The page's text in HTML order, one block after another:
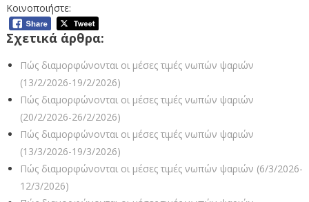
Κοινοποιήστε:
Σχετικά άρθρα:
Πώς διαμορφώνονται οι μέσες τιμές νωπών ψαριών
(13/2/2026-19/2/2026)
Πώς διαμορφώνονται οι μέσες τιμές νωπών ψαριών
(20/2/2026-26/2/2026)
Πώς διαμορφώνονται οι μέσες τιμές νωπών ψαριών
(13/3/2026-19/3/2026)
Πώς διαμορφώνονται οι μέσες τιμές νωπών ψαριών (6/3/2026-
12/3/2026)